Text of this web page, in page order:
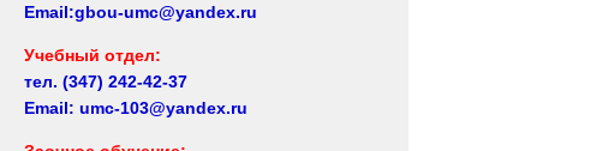
Email:gbou-umc@yandex.ru
Учебный отдел:
тел. (347) 242-42-37
Email: umc-103@yandex.ru